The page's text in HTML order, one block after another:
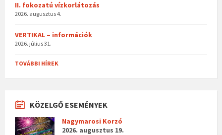
II. fokozatú vízkorlátozás
2026. augusztus 4.
VERTIKAL – információk
2026. július 31.
TOVÁBBI HÍREK
KÖZELGŐ ESEMÉNYEK
Nagymarosi Korzó
2026. augusztus 19.